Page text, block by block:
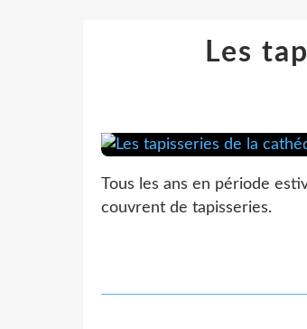
Les
Tous les ans en période
couvrent de tapisseries.